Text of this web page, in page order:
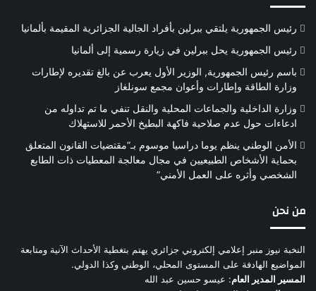
رئيس الجمهورية يلتقي ببرلين بأفراد الجالية الجزائرية المقيمة بألمانيا
رئيس الجمهورية يحل ببرلين في زيارة رسمية إلى ألمانيا
باسم رئيس الجمهورية, الوزير الأول يعرب عن بالغ تقديره لإطارات
وزارة الطاقة وإطارات وأعوان مجمع سونلغاز
وزارة الداخلية والجماعات المحلية والنقل تنفي ما تم تداوله من
ادعاءات حول عدم صلاحية فاكهة البطيخ الأحمر للاستهلاك
الأمن الوطني ينظم يوما دراسيا موسوم بـ”مقتضيات القانون المتعلق
بحماية الأشخاص الطبيعيين في مجال معالجة المعطيات ذات الطابع
الشخصي وأثره على العمل الأمني”
من نحن
النخبة نيوز منبر إعلامي إلكتروني جزائري يهتم بتغطية الأحداث الآنية ومتابعة
المواضيع الهادفة على المستوى المحلي، الوطني وكذا الدولي.
المسير المدير العام: عيسو حسين عبد الله